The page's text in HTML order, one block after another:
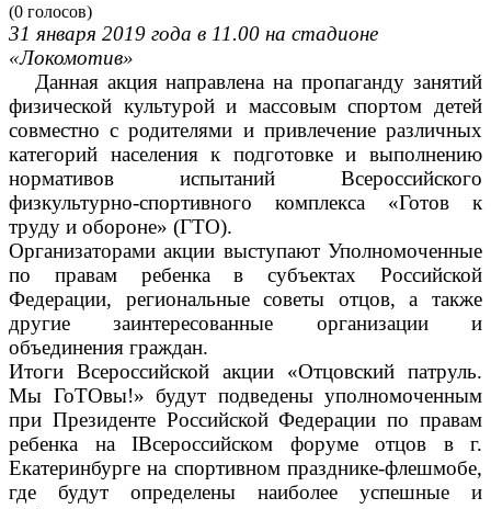
(0 голосов)
31 января 2019 года в 11.00 на стадионе
«Локомотив»
Данная акция направлена на пропаганду занятий
физической культурой и массовым спортом детей
совместно с родителями и привлечение различных
категорий населения к подготовке и выполнению
нормативов испытаний Всероссийского
физкультурно-спортивного комплекса «Готов к
труду и обороне» (ГТО).
Организаторами акции выступают Уполномоченные
по правам ребенка в субъектах Российской
Федерации, региональные советы отцов, а также
другие заинтересованные организации и
объединения граждан.
Итоги Всероссийской акции «Отцовский патруль.
Мы ГоТОвы!» будут подведены уполномоченным
при Президенте Российской Федерации по правам
ребенка на IВсероссийском форуме отцов в г.
Екатеринбурге на спортивном празднике-флешмобе,
где будут определены наиболее успешные и